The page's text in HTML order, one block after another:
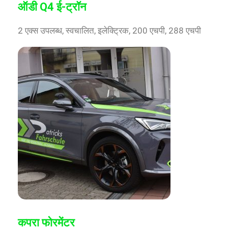
ऑडी Q4 ई-ट्रॉन
2 एक्स उपलब्ध, स्वचालित, इलेक्ट्रिक, 200 एचपी, 288 एचपी
कपरा फोरमेंटर